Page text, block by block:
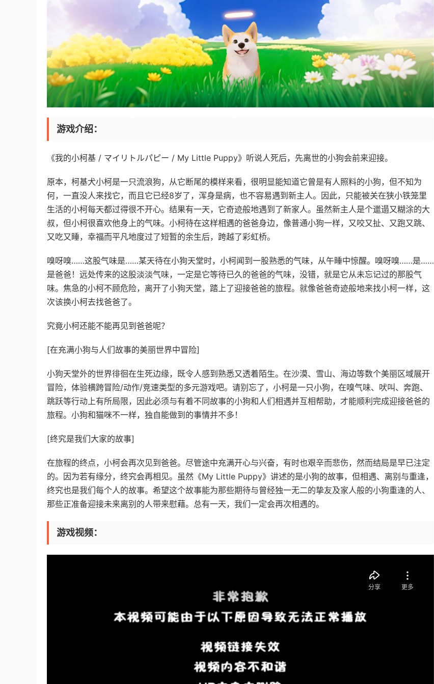
游戏介绍：
《我的小柯基 / マイリトルパピー / My Little Puppy》听说人死后，先离世的小狗会前来迎接。
原本，柯基犬小柯是一只流浪狗，从它断尾的模样来看，很明显能知道它曾是有人照料的小狗，但不知为
何，一直没人来找它，而且它已经8岁了，浑身是病，也不容易遇到新主人。因此，只能被关在狭小铁笼里
生活的小柯每天都过得很不开心。结果有一天，它奇迹般地遇到了新家人。虽然新主人是个邋遢又糊涂的大
叔，但小柯很喜欢他身上的气味。小柯待在这样相遇的爸爸身边，像普通小狗一样，又咬又扯、又跑又跳、
又吃又睡，幸福而平凡地度过了短暂的余生后，跨越了彩虹桥。
嗅呀嗅……这股气味是……某天待在小狗天堂时，小柯闻到一股熟悉的气味，从午睡中惊醒。嗅呀嗅……是……
是爸爸！远处传来的这股淡淡气味，一定是它等待已久的爸爸的气味，没错，就是它从未忘记过的那股气
味。焦急的小柯不顾危险，离开了小狗天堂，踏上了迎接爸爸的旅程。就像爸爸奇迹般地来找小柯一样，这
次该换小柯去找爸爸了。
究竟小柯还能不能再见到爸爸呢？
[在充满小狗与人们故事的美丽世界中冒险]
小狗天堂外的世界徘徊在生死边缘，既令人感到熟悉又透着陌生。在沙漠、雪山、海边等数个美丽区域展开
冒险，体验横跨冒险/动作/竞速类型的多元游戏吧。请别忘了，小柯是一只小狗，在嗅气味、吠叫、奔跑、
跳跃等行动上有所局限，因此必须与有着不同故事的小狗和人们相遇并互相帮助，才能顺利完成迎接爸爸的
旅程。小狗和猫咪不一样，独自能做到的事情并不多！
[终究是我们大家的故事]
在旅程的终点，小柯会再次见到爸爸。尽管途中充满开心与兴奋，有时也艰辛而悲伤，然而结局是早已注定
的。因为若有缘分，终究会再相见。虽然《My Little Puppy》讲述的是小狗的故事，但相遇、离别与重逢，
终究也是我们每个人的故事。希望这个故事能为那些期待与曾经独一无二的挚友及家人般的小狗重逢的人、
那些正准备迎接未来离别的人带来慰藉。总有一天，我们一定会再次相遇的。
游戏视频：